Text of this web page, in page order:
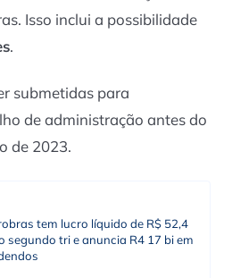
Isso inclui a possibilidade
.
submetidas para
de administração antes do
de 2023.
tem lucro líquido de R$ 52,4
segundo tri e anuncia R4 17 bi em